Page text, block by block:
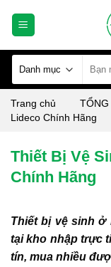
kiếm:
Trang chủ
Lideco Chính Hãng
Thiết Bị Vệ
Chính Hãng
Thiết bị vệ sinh ở
tại kho nhập trực
tín, mua nhiều